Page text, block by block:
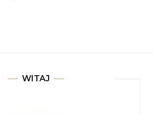
WITAJ